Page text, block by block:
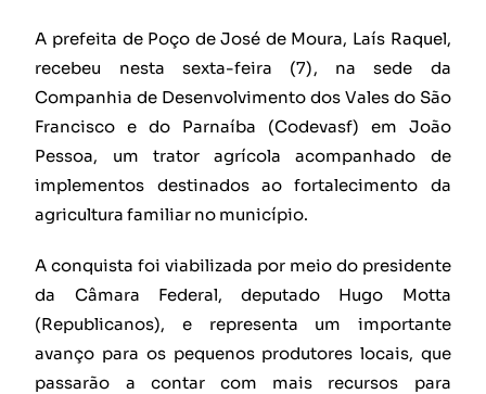
A prefeita de Poço de José de Moura, Laís Raquel,
recebeu nesta sexta-feira (7), na sede da
Companhia de Desenvolvimento dos Vales do São
Francisco e do Parnaíba (Codevasf) em João
Pessoa, um trator agrícola acompanhado de
implementos destinados ao fortalecimento da
agricultura familiar no município.
A conquista foi viabilizada por meio do presidente
da Câmara Federal, deputado Hugo Motta
(Republicanos), e representa um importante
avanço para os pequenos produtores locais, que
passarão a contar com mais recursos para